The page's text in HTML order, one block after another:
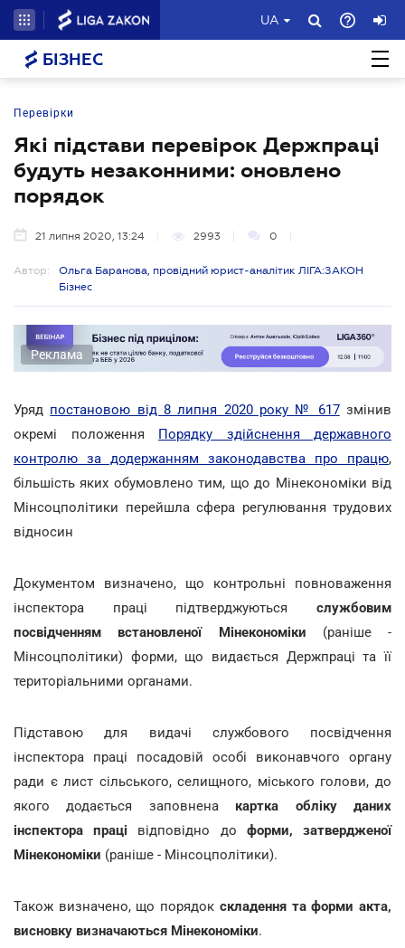
UA
БІЗНЕС
Перевірки
Які підстави перевірок Держпраці
будуть незаконними: оновлено
порядок
21 липня 2020, 13:24 2993 0
Автор:
Ольга Баранова, провідний юрист-аналітик ЛІГА:ЗАКОН
Бізнес
Реклама
Уряд постановою від 8 липня 2020 року № 617змінив
окремі положення Порядку здійснення державного
контролю за додержанням законодавства про працю,
більшість яких обумовлено тим, що до Мінекономіки від
Мінсоцполітики перейшла сфера регулювання трудових
відносин
Документом визначено, що контрольні повноваження
інспектора праці підтверджуються службовим
посвідченням встановленої Мінекономіки (раніше -
Мінсоцполітики) форми, що видається Держпраці та її
територіальними органами.
Підставою для видачі службового посвідчення
інспектора праці посадовій особі виконавчого органу
ради є лист сільського, селищного, міського голови, до
якого додається заповнена картка обліку даних
інспектора праці відповідно до форми, затвердженої
Мінекономіки (раніше - Мінсоцполітики).
Також визначено, що порядок складення та форми акта,
висновку визначаються Мінекономіки.